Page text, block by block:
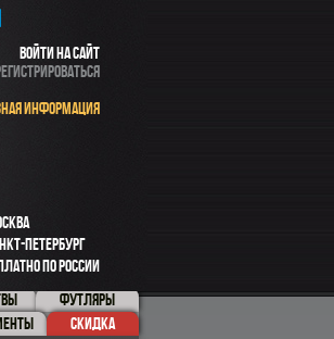
ВОЙТИ НА САЙТ
ИНФОРМАЦИЯ
ПЕТЕРБУРГ
ПО РОССИИ
ФУТЛЯРЫ
СКИДКА